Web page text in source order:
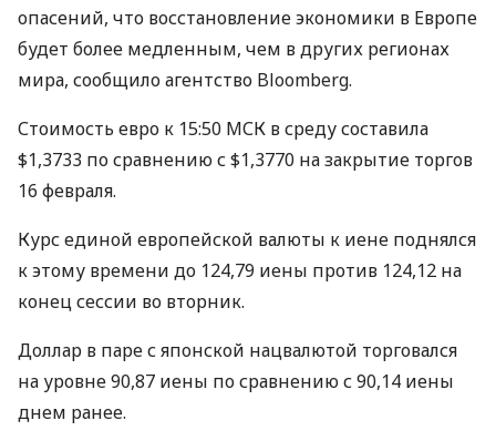
опасений, что восстановление экономики в Европе
будет более медленным, чем в других регионах
мира, сообщило агентство Bloomberg.
Стоимость евро к 15:50 МСК в среду составила
$1,3733 по сравнению с $1,3770 на закрытие торгов
16 февраля.
Курс единой европейской валюты к иене поднялся
к этому времени до 124,79 иены против 124,12 на
конец сессии во вторник.
Доллар в паре с японской нацвалютой торговался
на уровне 90,87 иены по сравнению с 90,14 иены
днем ранее.